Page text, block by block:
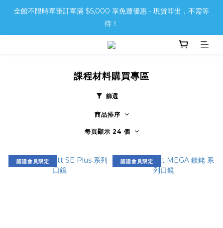
全館不限時單筆訂單滿 $5,000 享免運優惠 - 現貨即出，不需等
待！
課程材料購買專區
篩選
商品排序
每頁顯示 24 個
認證會員限定 認證會員限定